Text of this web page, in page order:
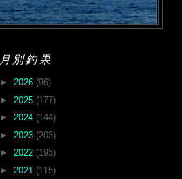
月別釣果
► 2026 (96)
► 2025 (177)
► 2024 (144)
► 2023 (203)
► 2022 (193)
► 2021 (115)